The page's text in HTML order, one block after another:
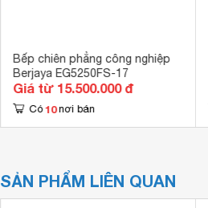
Bếp chiên phẳng công nghiệp
Berjaya EG5250FS-17
Giá từ 15.500.000 đ
Có 10 nơi bán
SẢN PHẨM LIÊN QUAN